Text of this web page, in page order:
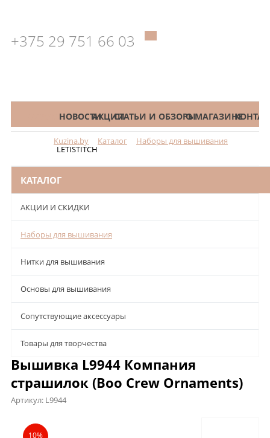
+375 29 751 66 03
КАТАЛОГНОВОСТИАКЦИИСТАТЬИ И ОБЗОРЫО МАГАЗИНЕ
Kuzina.by Каталог Наборы для вышивания
LETISTITCH
КАТАЛОГ
АКЦИИ И СКИДКИ
Наборы для вышивания
Нитки для вышивания
Основы для вышивания
Сопутствующие аксессуары
Товары для творчества
Вышивка L9944 Компания
страшилок (Boo Crew Ornaments)
Артикул: L9944
Описание
10%